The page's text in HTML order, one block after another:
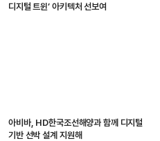
디지털 트윈’ 아키텍처 선보여
아비바, HD한국조선해양과 함께 디지털
기반 선박 설계 지원해